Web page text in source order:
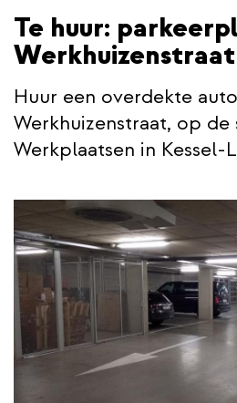
Te huur:
Werkhuizenstraat
Huur een overdekte
Werkhuizenstraat, op
Werkplaatsen in Kessel-